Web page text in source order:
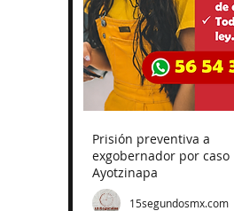
Prisión preventiva a
exgobernador por caso
Ayotzinapa
15segundosmx.com